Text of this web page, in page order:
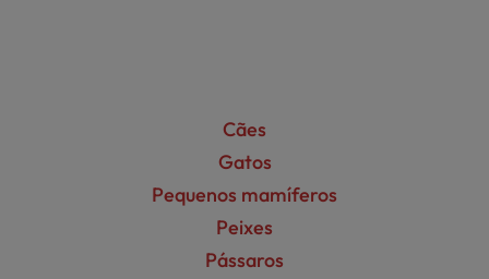
Cães
Gatos
Pequenos mamíferos
Peixes
Pássaros